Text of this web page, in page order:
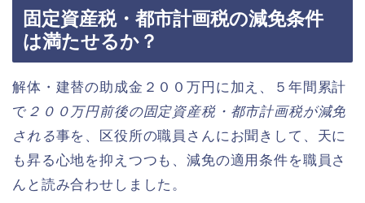
固定資産税・都市計画税の減免条件
は満たせるか？
解体・建替の助成金２００万円に加え、５年間累計
で ２００万円前後の固定資産税・都市計画税が減免
される事を、区役所の職員さんにお聞きして、天に
も昇る心地を抑えつつも、減免の適用条件を職員さ
んと読み合わせしました。